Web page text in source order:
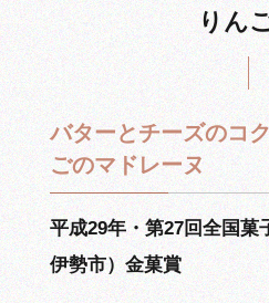
りん
バターとチーズのコ
ごのマドレーヌ
平成29年・第27回全国菓
伊勢市）金菓賞